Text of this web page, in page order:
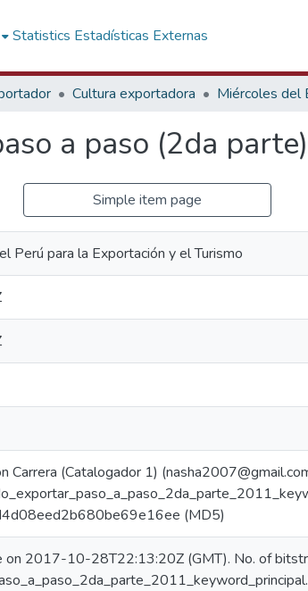
Statistics Estadísticas Externas
Cultura exportadora Miércoles del
a paso (2da
Simple item page
Perú para la Exportación y el Turismo
Carrera (Catalogador 1)
(MD5)
on 2017-10-28T22:13:20Z (GMT). No. of